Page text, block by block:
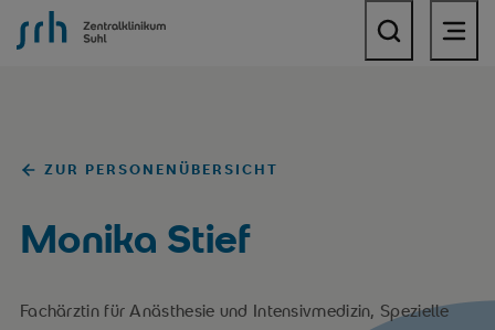
SRH Zentralklinikum Suhl
ZUR PERSONENÜBERSICHT
Monika Stief
Fachärztin für Anästhesie und Intensivmedizin, Spezielle